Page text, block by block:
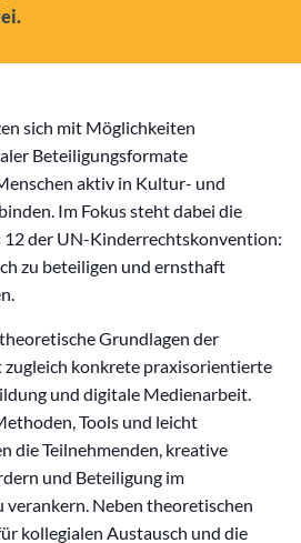
sich mit Möglichkeiten
Beteiligungsformate
aktiv in Kultur- und
Im Fokus steht dabei die
12 der UN-Kinderrechtskonvention:
zu beteiligen und ernsthaft
Grundlagen der
konkrete praxisorientierte
und digitale Medienarbeit.
Tools und leicht
die Teilnehmenden, kreative
und Beteiligung im
verankern. Neben theoretischen
kollegialen Austausch und die